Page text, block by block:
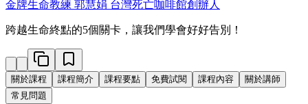
金牌生命教練 郭慧娟 台灣死亡咖啡館創辦人
跨越生命終點的5個關卡，讓我們學會好好告別！
關於課程 課程簡介 課程要點 免費試閱 課程內容
關於講師
常見問題